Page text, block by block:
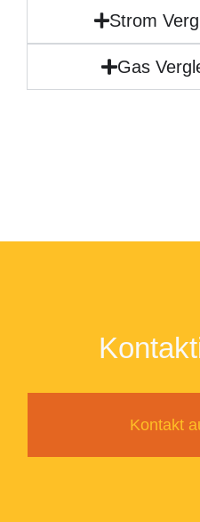
Strom
Gas
Kontakt